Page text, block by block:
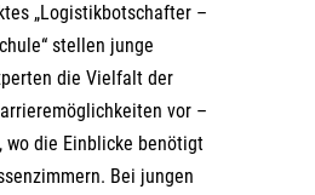
„Logistikbotschafter –
stellen junge
die Vielfalt der
vor –
wo die Einblicke benötigt
Bei jungen